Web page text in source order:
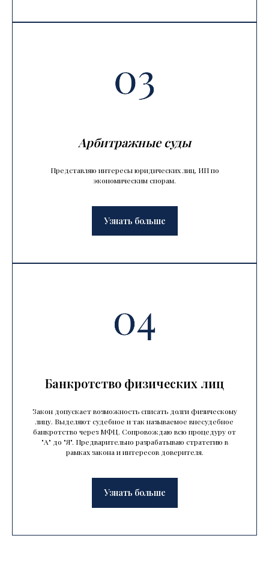
Арбитражные суды
Представляю интересы юридических лиц, ИП по
экономическим спорам.
Узнать больше
Банкротство физических лиц
Закон допускает возможность списать долги физическому
лицу. Выделяют судебное и так называемое внесудебное
банкротство через МФЦ. Сопровождаю всю процедуру от
"А" до "Я". Предварительно разрабатываю стратегию в
рамках закона и интересов доверителя.
Узнать больше